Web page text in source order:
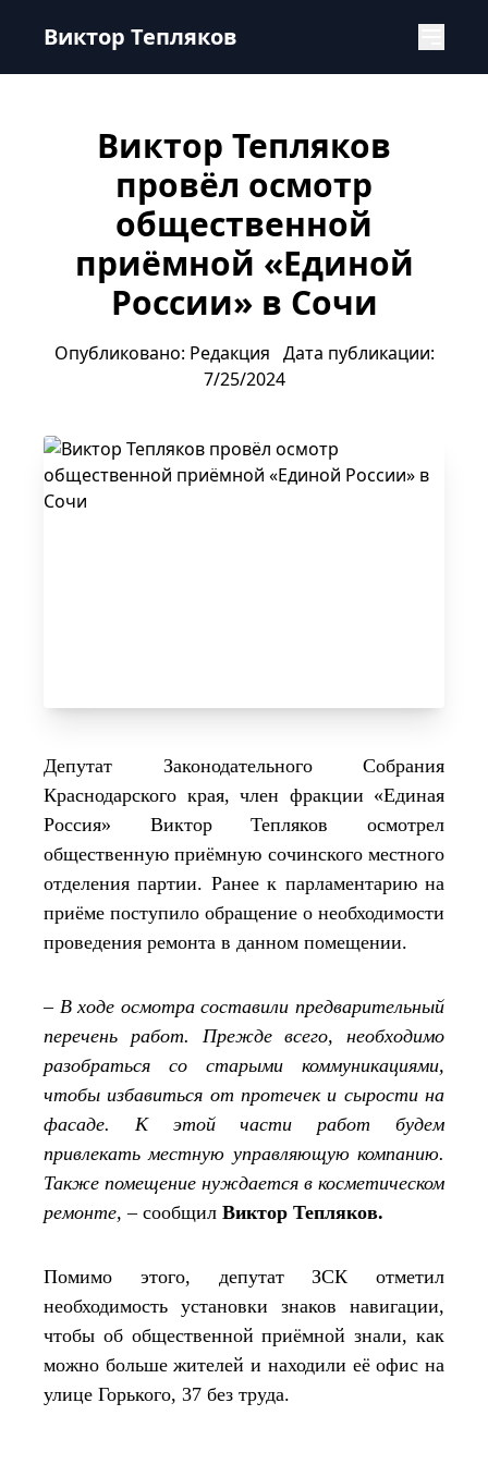
Виктор Тепляков
Виктор Тепляков
провёл осмотр
общественной
приёмной «Единой
России» в Сочи
Опубликовано: Редакция Дата публикации:
7/25/2024
Депутат Законодательного Собрания
Краснодарского края, член фракции «Единая
Россия» Виктор Тепляков осмотрел
общественную приёмную сочинского местного
отделения партии. Ранее к парламентарию на
приёме поступило обращение о необходимости
проведения ремонта в данном помещении.
– В ходе осмотра составили предварительный
перечень работ. Прежде всего, необходимо
разобраться со старыми коммуникациями,
чтобы избавиться от протечек и сырости на
фасаде. К этой части работ будем
привлекать местную управляющую компанию.
Также помещение нуждается в косметическом
ремонте, –сообщил Виктор Тепляков.
Помимо этого, депутат ЗСК отметил
необходимость установки знаков навигации,
чтобы об общественной приёмной знали, как
можно больше жителей и находили её офис на
улице Горького, 37 без труда.